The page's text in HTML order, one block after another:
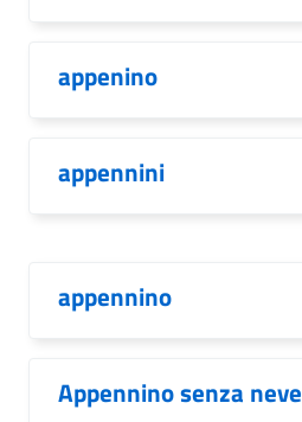
appenino
appennini
appennino
Appennino senza neve